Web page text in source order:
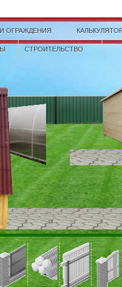
ОГРАЖДЕНИЯ
СТРОИТЕЛЬСТВО